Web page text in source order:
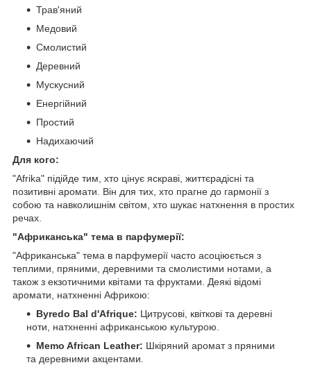
Трав'яний
Медовий
Смолистий
Деревний
Мускусний
Енергійний
Простий
Надихаючий
Для кого:
"Afrika" підійде тим, хто цінує яскраві, життєрадісні та
позитивні аромати. Він для тих, хто прагне до гармонії з
собою та навколишнім світом, хто шукає натхнення в простих
речах.
"Африканська" тема в парфумерії:
"Африканська" тема в парфумерії часто асоціюється з
теплими, пряними, деревними та смолистими нотами, а
також з екзотичними квітами та фруктами. Деякі відомі
аромати, натхненні Африкою:
Byredo Bal d'Afrique: Цитрусові, квіткові та деревні
ноти, натхненні африканською культурою.
Memo African Leather: Шкіряний аромат з пряними
та деревними акцентами.